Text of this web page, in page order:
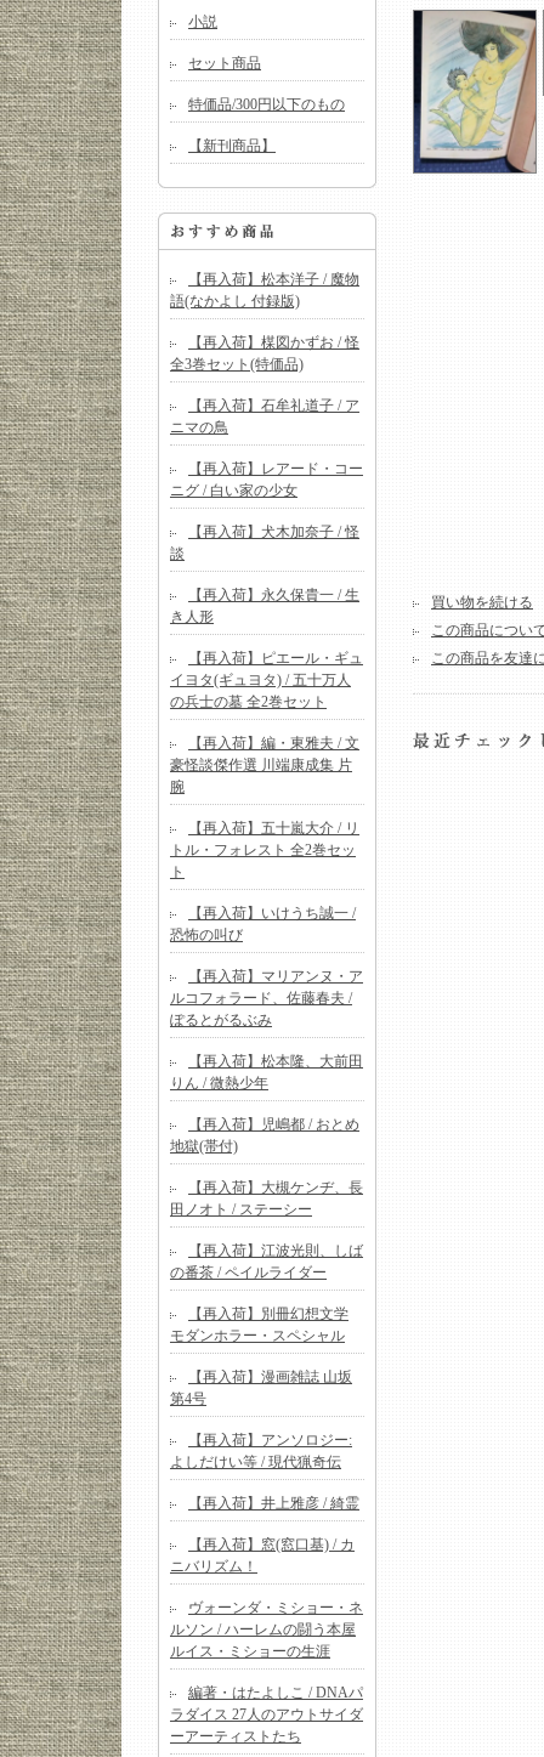
小説
セット商品
特価品/300円以下のもの
【新刊商品】
【再入荷】松本洋子 / 魔物
語(なかよし 付録版)
【再入荷】楳図かずお / 怪
全3巻セット(特価品)
【再入荷】石牟礼道子 / ア
ニマの鳥
【再入荷】レアード・コー
ニグ / 白い家の少女
【再入荷】犬木加奈子 / 怪
談
【再入荷】永久保貴一 / 生
き人形
【再入荷】ピエール・ギュ
イヨタ(ギュヨタ) / 五十万人
の兵士の墓 全2巻セット
【再入荷】編・東雅夫 / 文
豪怪談傑作選 川端康成集 片
腕
【再入荷】五十嵐大介 / リ
トル・フォレスト 全2巻セッ
ト
【再入荷】いけうち誠一 /
恐怖の叫び
【再入荷】マリアンヌ・ア
ルコフォラード、佐藤春夫 /
ぽるとがるぶみ
【再入荷】松本隆、大前田
りん / 微熱少年
【再入荷】児嶋都 / おとめ
地獄(帯付)
【再入荷】大槻ケンヂ、長
田ノオト / ステーシー
【再入荷】江波光則、しば
の番茶 / ペイルライダー
【再入荷】別冊幻想文学
モダンホラー・スペシャル
【再入荷】漫画雑誌 山坂
第4号
【再入荷】アンソロジー:
よしだけい等 / 現代猟奇伝
【再入荷】井上雅彦 / 綺霊
【再入荷】窓(窓口基) / カ
ニバリズム！
ヴォーンダ・ミショー・ネ
ルソン / ハーレムの闘う本屋
ルイス・ミショーの生涯
編著・はたよしこ / DNAパ
ラダイス 27人のアウトサイダ
ーアーティストたち
買い物を続ける
この商品につい
この商品を友達